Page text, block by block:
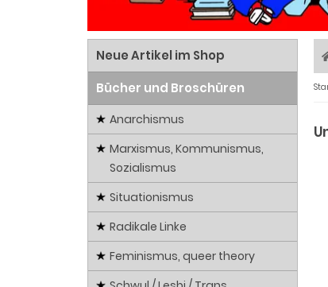
Neue Artikel im Shop
Bücher und Broschüren
Anarchismus
Marxismus, Kommunismus,
Sozialismus
Situationismus
Radikale Linke
Feminismus, queer theory